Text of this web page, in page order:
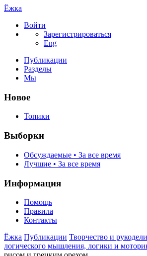
Ёжка
Войти
Зарегистрироваться
Eng
Публикации
Разделы
Мы
Новое
Топики
Выборки
Обсуждаемые • За все время
Лучшие • За все время
Информация
Помощь
Правила
Контакты
Ёжка Публикации Творчество и
логического мышления, логики и